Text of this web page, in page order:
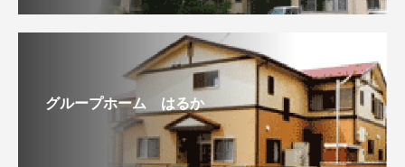
グループホーム はるか